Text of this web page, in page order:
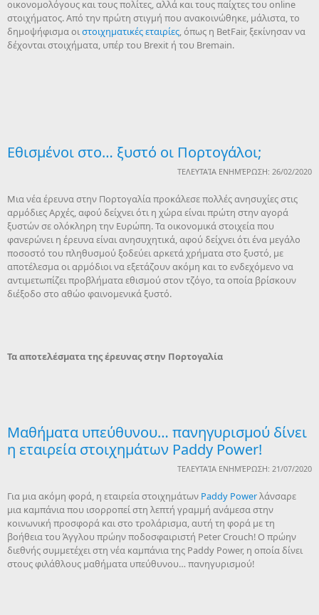
οικονομολόγους και τους πολίτες, αλλά και τους παίχτες του online
στοιχήματος. Από την πρώτη στιγμή που ανακοινώθηκε, μάλιστα, το
δημοψήφισμα οι στοιχηματικές εταιρίες , όπως η ΒetFair, ξεκίνησαν να
δέχονται στοιχήματα, υπέρ του Brexit ή του Βremain.
Εθισμένοι στο… ξυστό οι Πορτογάλοι;
ΤΕΛΕΥΤΑΊΑ ΕΝΗΜΈΡΩΣΗ: 26/02/2020
Μια νέα έρευνα στην Πορτογαλία προκάλεσε πολλές ανησυχίες στις
αρμόδιες Αρχές, αφού δείχνει ότι η χώρα είναι πρώτη στην αγορά
ξυστών σε ολόκληρη την Ευρώπη. Τα οικονομικά στοιχεία που
φανερώνει η έρευνα είναι ανησυχητικά, αφού δείχνει ότι ένα μεγάλο
ποσοστό του πληθυσμού ξοδεύει αρκετά χρήματα στο ξυστό, με
αποτέλεσμα οι αρμόδιοι να εξετάζουν ακόμη και το ενδεχόμενο να
αντιμετωπίζει προβλήματα εθισμού στον τζόγο, τα οποία βρίσκουν
διέξοδο στο αθώο φαινομενικά ξυστό.
Τα αποτελέσματα της έρευνας στην Πορτογαλία
Μαθήματα υπεύθυνου… πανηγυρισμού δίνει
η εταιρεία στοιχημάτων Paddy Power!
ΤΕΛΕΥΤΑΊΑ ΕΝΗΜΈΡΩΣΗ: 21/07/2020
Για μια ακόμη φορά, η εταιρεία στοιχημάτων Paddy Powerλάνσαρε
μια καμπάνια που ισορροπεί στη λεπτή γραμμή ανάμεσα στην
κοινωνική προσφορά και στο τρολάρισμα, αυτή τη φορά με τη
βοήθεια του Άγγλου πρώην ποδοσφαιριστή Peter Crouch! Ο πρώην
διεθνής συμμετέχει στη νέα καμπάνια της Paddy Power, η οποία δίνει
στους φιλάθλους μαθήματα υπεύθυνου… πανηγυρισμού!